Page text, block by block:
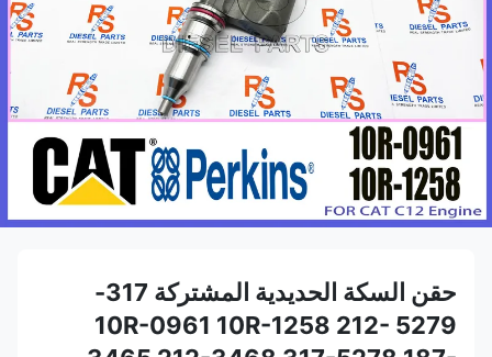
حقن السكة الحديدية المشتركة 317-
5279 10R-0961 10R-1258 212-